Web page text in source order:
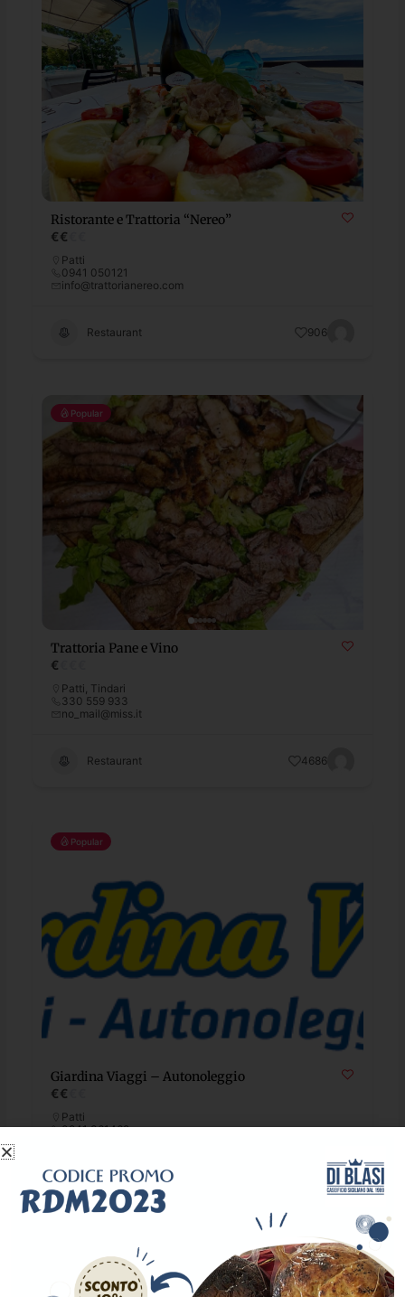
Ristorante e Trattoria “Nereo”
€€
Patti
0941 050121
info@trattorianereo.com
Restaurant 906
Popular
Trattoria Pane e Vino
€
Patti Tindari
330 559 933
no_mail@miss.it
Restaurant 4686
Popular
Giardina Viaggi – Autonoleggio
€€
Patti
0941 361462
Rent 905
Popular